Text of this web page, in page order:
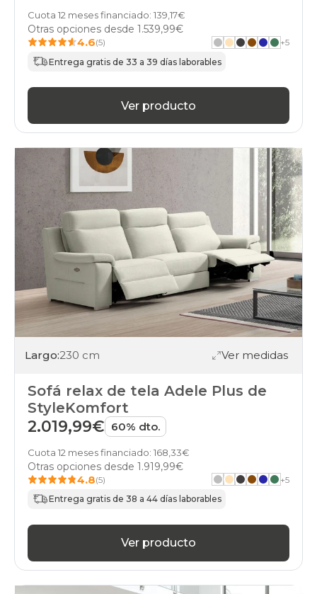
Cuota 12 meses financiado: 139,17€
Otras opciones desde 1.539,99€
4.6(5) +5
Entrega gratis de 33 a 39 días laborables
Ver producto
Largo:230 cm Ver medidas
Sofá relax de tela Adele Plus de
StyleKomfort
2.019,99€ 60% dto.
Cuota 12 meses financiado: 168,33€
Otras opciones desde 1.919,99€
4.8(5) +5
Entrega gratis de 38 a 44 días laborables
Ver producto